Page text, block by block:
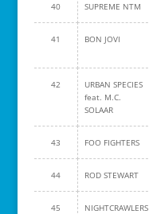
40 SUPREME NTM
41 BON JOVI
42
URBAN SPECIES
feat. M.C.
SOLAAR
43 FOO FIGHTERS
44 ROD STEWART
45
NIGHTCRAWLERS